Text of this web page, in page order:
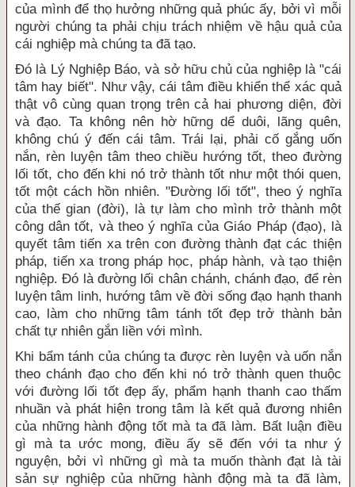
của mình để thọ hưởng những quả phúc ấy, bởi vì mỗi
người chúng ta phải chịu trách nhiệm về hậu quả của
cái nghiệp mà chúng ta đã tạo.
Ðó là Lý Nghiệp Báo, và sở hữu chủ của nghiệp là "cái
tâm hay biết". Như vậy, cái tâm điều khiển thể xác quả
thật vô cùng quan trọng trên cả hai phương diện, đời
và đạo. Ta không nên hờ hững dể duôi, lãng quên,
không chú ý đến cái tâm. Trái lại, phải cố gắng uốn
nắn, rèn luyện tâm theo chiều hướng tốt, theo đường
lối tốt, cho đến khi nó trở thành tốt như một thói quen,
tốt một cách hồn nhiên. "Ðường lối tốt", theo ý nghĩa
của thế gian (đời), là tự làm cho mình trở thành một
công dân tốt, và theo ý nghĩa của Giáo Pháp (đạo), là
quyết tâm tiến xa trên con đường thành đạt các thiện
pháp, tiến xa trong pháp học, pháp hành, và tạo thiện
nghiệp. Ðó là đường lối chân chánh, chánh đạo, để rèn
luyện tâm linh, hướng tâm về đời sống đạo hạnh thanh
cao, làm cho những tâm tánh tốt đẹp trở thành bản
chất tự nhiên gắn liền với mình.
Khi bẩm tánh của chúng ta được rèn luyện và uốn nắn
theo chánh đạo cho đến khi nó trở thành quen thuộc
với đường lối tốt đẹp ấy, phẩm hạnh thanh cao thấm
nhuần và phát hiện trong tâm là kết quả đương nhiên
của những hành động tốt mà ta đã làm. Bất luận điều
gì mà ta ước mong, điều ấy sẽ đến với ta như ý
nguyện, bởi vì những gì mà ta muốn thành đạt là tài
sản sự nghiệp của những hành động mà ta đã làm,